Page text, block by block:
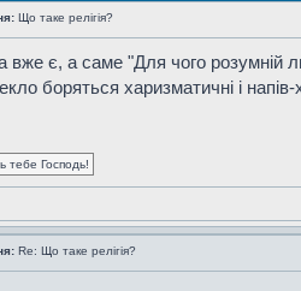
Що таке релігія?
вже є, а саме "Для чого розумній
боряться харизматичні і
тебе Господь!
Re: Що таке релігія?